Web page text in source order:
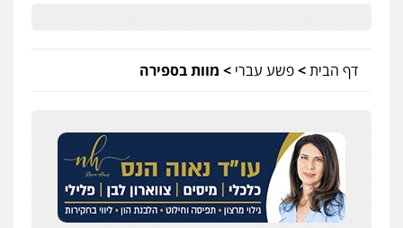
דף הבית>פשע עברי > מוות בספירה